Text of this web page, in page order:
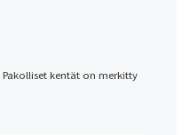
Pakolliset kentät on merkitty